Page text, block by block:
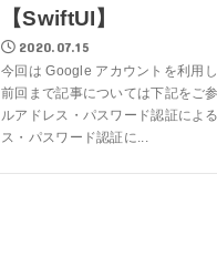
【SwiftUI】
2020.07.15
今回は Google アカウントを利用
前回まで記事については下記をご
ルアドレス・パスワード認証によ
ス・パスワード認証に...